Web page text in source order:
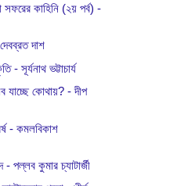
সফরের কাহিনি (২য় পর্ব) -
দাশ
- সূর্যনাথ ভট্টাচার্য
যাচ্ছে কোথায়? - দীপ
- কমলবিকাশ
- পল্লব কুমার চ্যাটার্জী